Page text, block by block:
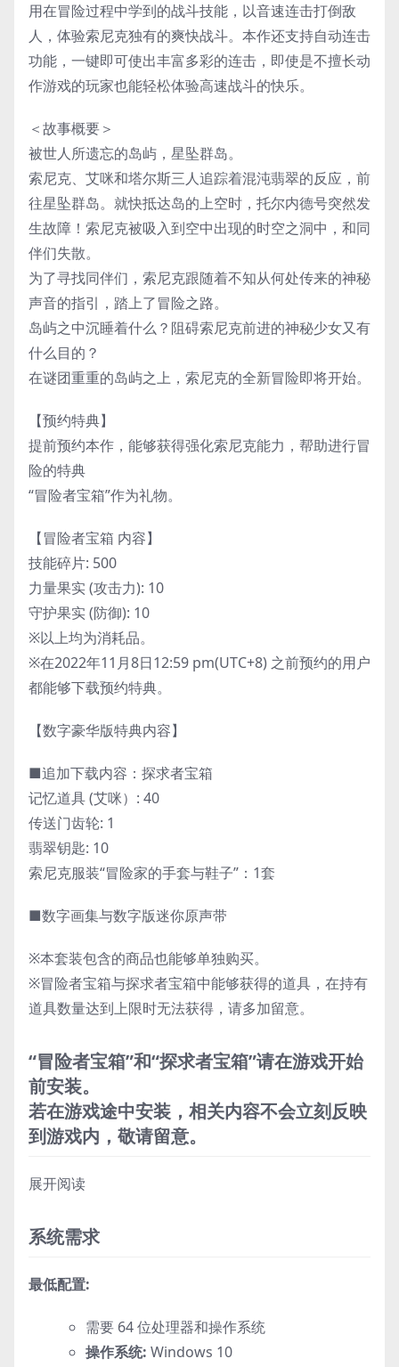
用在冒险过程中学到的战斗技能，​以音速连击打倒敌
人，体验索尼克独有的爽快战斗。本作还​​支持自动连击
功能，一键即可使出丰富多彩的连击，即使是不擅长动
作游戏的玩家也能轻松体验高速战斗的快乐。
＜故事概要＞
被世人所遗忘的岛屿，星坠群岛。
索尼克、艾咪和塔尔斯三人追踪着混沌翡翠的反应，前
往星坠群岛。就快抵达岛的上空时，托尔内德号突然发
生故障！索尼克被吸入到空中出现的时空之洞中，和同
伴们失散。
为了寻找同伴们，索尼克跟随着不知从何处传来的神秘
声音的指引，踏上了冒险之路。
岛屿之中沉睡着什么？阻碍索尼克前进的神秘少女又有
什么目的？
在谜团重重的岛屿之上，索尼克的全新冒险即将开始。
【预约特典】
提前预约本作，能够获得强化索尼克能力，帮助进行冒
险的特典
“冒险者宝箱”作为礼物。
【冒险者宝箱 内容】
技能碎片: 500
力量果实 (攻击力): 10
守护果实 (防御): 10
※以上均为消耗品。
※在2022年11月8日12:59 pm(UTC+8) 之前预约的用户
都能够下载预约特典。
【数字豪华版特典内容】
■追加下载内容：探求者宝箱
记忆道具 (艾咪）: 40
传送门齿轮: 1
翡翠钥匙: 10
索尼克服装“冒险家的手套与鞋子”：1套
■数字画集与数字版迷你原声带
※本套装包含的商品也能够单独购买。
※冒险者宝箱与探求者宝箱中能够获得的道具，在持有
道具数量达到上限时无法获得，请多加留意。
“冒险者宝箱”和“探求者宝箱”请在游戏开始
前安装。
若在游戏途中安装，相关内容不会立刻反映
到游戏内，敬请留意。
展开阅读
系统需求
最低配置:
需要 64 位处理器和操作系统
操作系统: Windows 10